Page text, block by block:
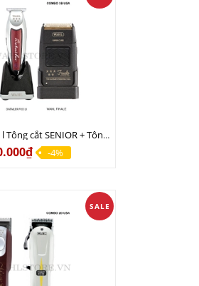
COMBO 3B USA l Tông cắt SENIOR + Tông viền DETAILER PRO LI + Cạo khô FINALE
-4%
SALE